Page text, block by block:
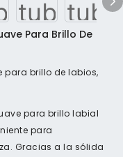
Para Brillo De
para brillo de labios,
para brillo labial
para
Gracias a la sólida